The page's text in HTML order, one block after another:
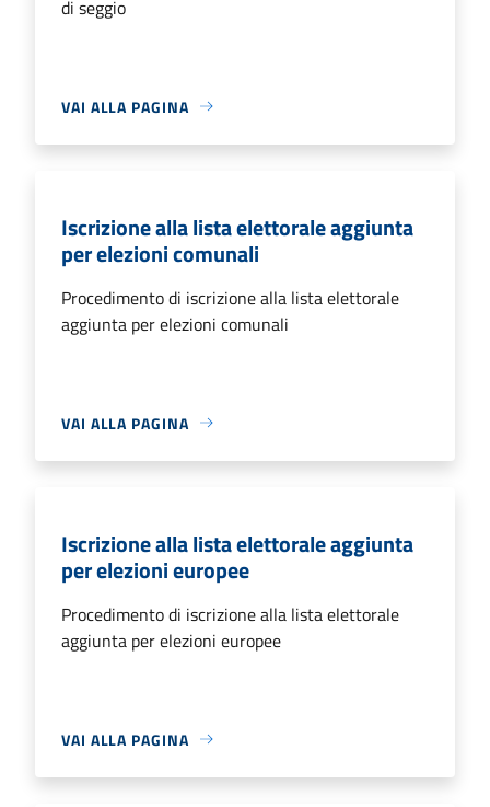
di seggio
VAI ALLA PAGINA
Iscrizione alla lista elettorale aggiunta
per elezioni comunali
Procedimento di iscrizione alla lista elettorale
aggiunta per elezioni comunali
VAI ALLA PAGINA
Iscrizione alla lista elettorale aggiunta
per elezioni europee
Procedimento di iscrizione alla lista elettorale
aggiunta per elezioni europee
VAI ALLA PAGINA